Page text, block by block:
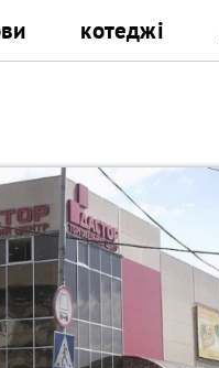
котеджі